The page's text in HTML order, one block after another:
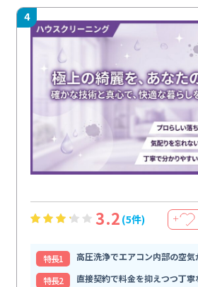
4
3.2 (5件) ＋
特⻑1
高圧洗浄でエアコン内部の空
特⻑2
直接契約で料金を抑えつつ丁